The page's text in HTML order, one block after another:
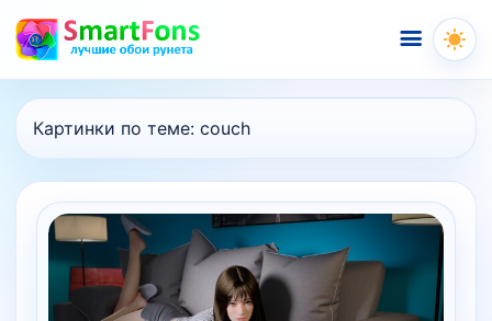
Меню
Картинки по теме: couch